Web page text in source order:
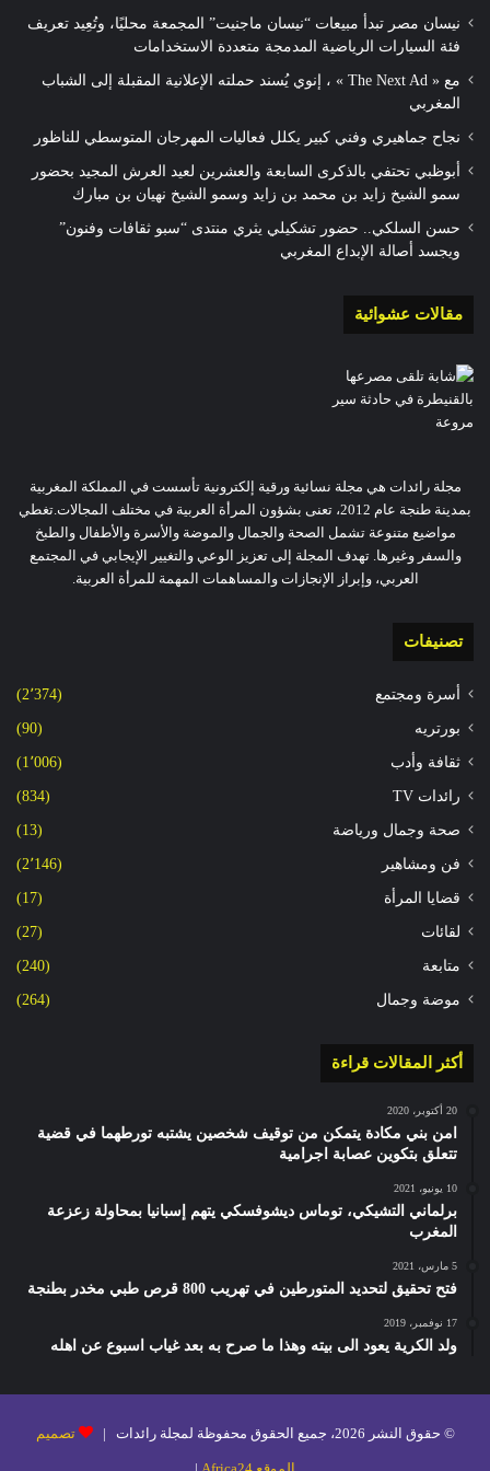
نيسان مصر تبدأ مبيعات “نيسان ماجنيت” المجمعة محليًا، وتُعِيد تعريف
فئة السيارات الرياضية المدمجة متعددة الاستخدامات
مع « The Next Ad » ، إنوي يُسند حملته الإعلانية المقبلة إلى الشباب
المغربي
نجاح جماهيري وفني كبير يكلل فعاليات المهرجان المتوسطي للناظور
أبوظبي تحتفي بالذكرى السابعة والعشرين لعيد العرش المجيد بحضور
سمو الشيخ زايد بن محمد بن زايد وسمو الشيخ نهيان بن مبارك
حسن السلكي.. حضور تشكيلي يثري منتدى “سبو ثقافات وفنون”
ويجسد أصالة الإبداع المغربي
مقالات عشوائية
مجلة رائدات هي مجلة نسائية ورقية إلكترونية تأسست في المملكة المغربية
بمدينة طنجة عام 2012، تعنى بشؤون المرأة العربية في مختلف المجالات.تغطي
مواضيع متنوعة تشمل الصحة والجمال والموضة والأسرة والأطفال والطبخ
والسفر وغيرها. تهدف المجلة إلى تعزيز الوعي والتغيير الإيجابي في المجتمع
العربي، وإبراز الإنجازات والمساهمات المهمة للمرأة العربية.
تصنيفات
أسرة ومجتمع (2٬374)
بورتريه (90)
ثقافة وأدب (1٬006)
رائدات TV (834)
صحة وجمال ورياضة (13)
فن ومشاهير (2٬146)
قضايا المرأة (17)
لقائات (27)
متابعة (240)
موضة وجمال (264)
أكثر المقالات قراءة
20 أكتوبر، 2020
امن بني مكادة يتمكن من توقيف شخصين يشتبه تورطهما في قضية
تتعلق بتكوين عصابة اجرامية
10 يونيو، 2021
برلماني التشيكي، توماس ديشوفسكي يتهم إسبانيا بمحاولة زعزعة
المغرب
5 مارس، 2021
فتح تحقيق لتحديد المتورطين في تهريب 800 قرص طبي مخدر بطنجة
17 نوفمبر، 2019
ولد الكرية يعود الى بيته وهذا ما صرح به بعد غياب اسبوع عن اهله
© حقوق النشر 2026، جميع الحقوق محفوظة لمجلة رائدات | تصميم